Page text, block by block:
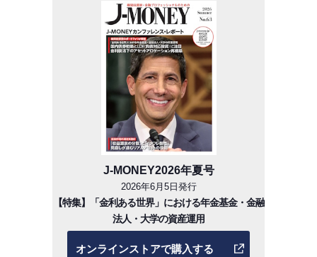
J-MONEY2026年夏号
2026年6月5日発行
【特集】「金利ある世界」における年金基金・金融
法人・大学の資産運用
オンラインストアで購入する